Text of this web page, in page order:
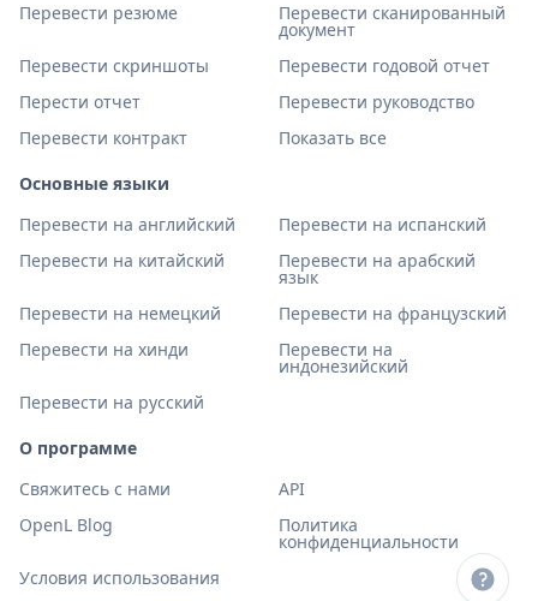
Перевести резюме Перевести сканированный
документ
Перевести скриншоты
Перевести годовой отчет
Перести отчет
Перевести руководство
Перевести контракт
Показать все
Основные языки
Перевести на английский
Перевести на испанский
Перевести на китайский
Перевести на арабский
язык
Перевести на немецкий
Перевести на французский
Перевести на хинди
Перевести на
индонезийский
Перевести на русский
О программе
Свяжитесь с нами
API
OpenL Blog
Политика
конфиденциальности
Условия использования